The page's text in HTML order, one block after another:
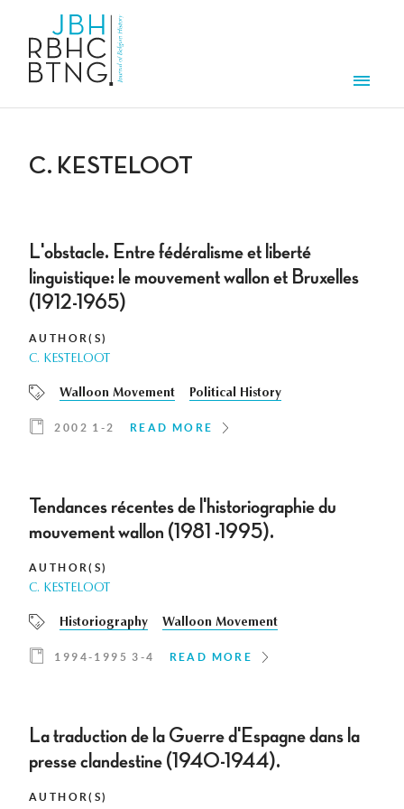
C. KESTELOOT
L'obstacle. Entre fédéralisme et liberté
linguistique: le mouvement wallon et Bruxelles
(1912-1965)
AUTHOR(S)
C. KESTELOOT
Walloon Movement Political History
2002 1-2 READ MORE
Tendances récentes de l'historiographie du
mouvement wallon (1981 -1995).
AUTHOR(S)
C. KESTELOOT
Historiography Walloon Movement
1994-1995 3-4 READ MORE
La traduction de la Guerre d'Espagne dans la
presse clandestine (1940-1944).
AUTHOR(S)